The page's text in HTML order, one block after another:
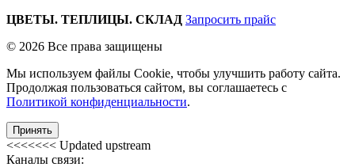
ЦВЕТЫ. ТЕПЛИЦЫ. СКЛАД Запросить прайс
© 2026 Все права защищены
Мы используем файлы Cookie, чтобы улучшить работу сайта.
Продолжая пользоваться сайтом, вы соглашаетесь с
Политикой конфиденциальности.
Принять
<<<<<<< Updated upstream
Каналы связи: